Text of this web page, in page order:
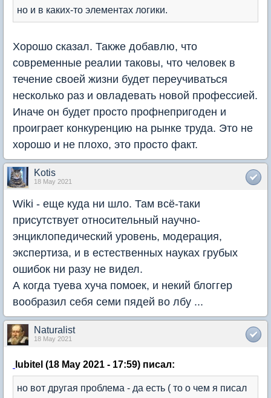
но и в каких-то элементах логики.
Хорошо сказал. Также добавлю, что
современные реалии таковы, что человек в
течение своей жизни будет переучиваться
несколько раз и овладевать новой профессией.
Иначе он будет просто профнепригоден и
проиграет конкуренцию на рынке труда. Это не
хорошо и не плохо, это просто факт.
Kotis
18 May 2021
Wiki - еще куда ни шло. Там всё-таки
присутствует относительный научно-
энциклопедический уровень, модерация,
экспертиза, и в естественных науках грубых
ошибок ни разу не видел.
А когда туева хуча помоек, и некий блоггер
вообразил себя семи пядей во лбу ...
Naturalist
18 May 2021
lubitel (18 May 2021 - 17:59) писал:
но вот другая проблема - да есть ( то о чем я писал